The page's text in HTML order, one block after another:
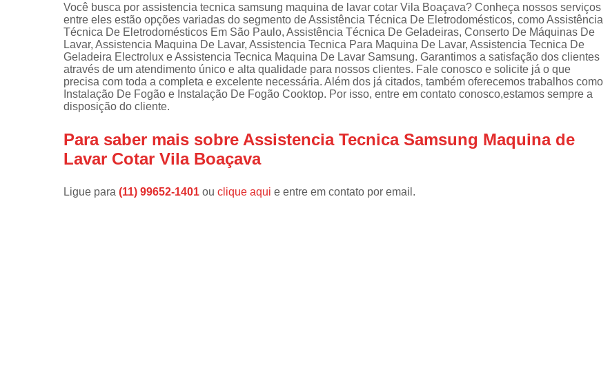
fogões
Instalação de
máquinas de
lavar roupa
Instalações de
lava e seca
em freezer
Geladeira Electrolux Assistencia
Assistencia Tecnica de Refrigerador
Assistencia Tecnica Refrigerador
Assistencia Tecnica
Refrigerador Assistencia Tecnica
Assistencia Tecnica Maquina Secadora
Assistencia Tecnica
Você busca por assistencia tecnica samsung maquina de lavar cotar Vila Boaçava? Conheça nossos serviços
entre eles estão opções variadas do segmento de Assistência Técnica De Eletrodomésticos, como Assistência
Técnica De Eletrodomésticos Em São Paulo, Assistência Técnica De Geladeiras, Conserto De Máquinas De
Lavar, Assistencia Maquina De Lavar, Assistencia Tecnica Para Maquina De Lavar, Assistencia Tecnica De
Geladeira Electrolux e Assistencia Tecnica Maquina De Lavar Samsung. Garantimos a satisfação dos clientes
através de um atendimento único e alta qualidade para nossos clientes. Fale conosco e solicite já o que
precisa com toda a completa e excelente necessária. Além dos já citados, também oferecemos trabalhos como
Instalação De Fogão e Instalação De Fogão Cooktop. Por isso, entre em contato conosco,estamos sempre a
disposição do cliente.
Para saber mais sobre Assistencia Tecnica Samsung Maquina de
Lavar Cotar Vila Boaçava
Ligue para (11) 99652-1401 ou clique aqui e entre em contato por email.